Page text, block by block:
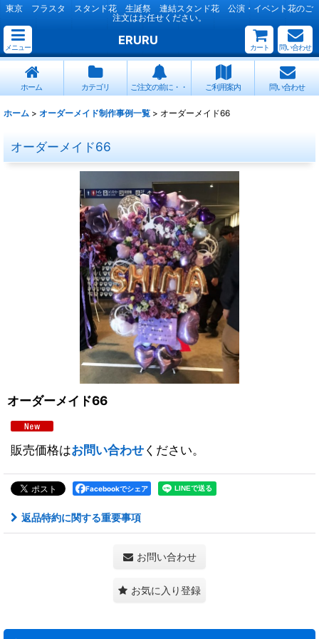
東京 フラスタ スタンド花 生誕祭 連結スタンド花 公演・イベント花のご
注文はお任せください。
メニュー
ERURU
カート 問い合わせ
ホーム カテゴリ ご注文の前に・・ ご利用案内 問い合わせ
ホーム > オーダーメイド制作事例一覧 > オーダーメイド66
オーダーメイド66
オーダーメイド66
販売価格はお問い合わせください。
Facebookでシェア
返品特約に関する重要事項
お問い合わせ
お気に入り登録